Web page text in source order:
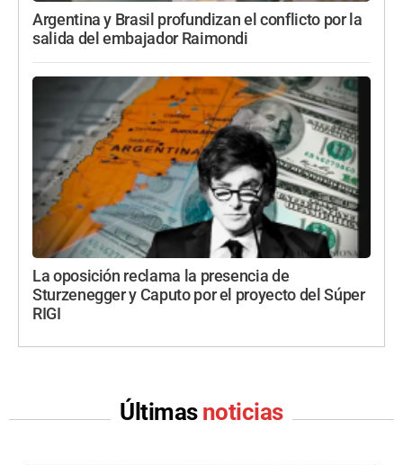
Argentina y Brasil profundizan el conflicto por la
salida del embajador Raimondi
La oposición reclama la presencia de
Sturzenegger y Caputo por el proyecto del Súper
RIGI
Últimas noticias